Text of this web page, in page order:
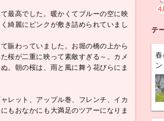
最高でした。暖かくてブルーの空に映
綺麗にピンクが敷き詰められていまし
賑わっていました。お堀の橋の上から
桜が二重に映って素敵すぎる～。カメ
。朝の桜は、雨と風に舞う花びらにま
レット、アップル巻、フレンチ、イカ
もおなかにも大満足のツアーになりま
テ
ン